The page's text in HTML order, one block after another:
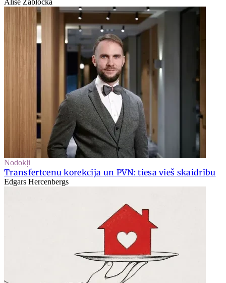
Alise Zablocka
Nodokļi
Transfertcenu korekcija un PVN: tiesa vieš skaidrību
Edgars Hercenbergs